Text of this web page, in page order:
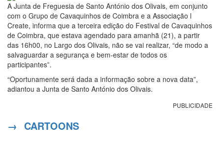
A Junta de Freguesia de Santo António dos Olivais, em conjunto
com o Grupo de Cavaquinhos de Coimbra e a Associação l
Create, informa que a terceira edição do Festival de Cavaquinhos
de Coimbra, que estava agendado para amanhã (21), a partir
das 16h00, no Largo dos Olivais, não se vai realizar, “de modo a
salvaguardar a segurança e bem-estar de todos os
participantes”.
“Oportunamente será dada a informação sobre a nova data”,
adiantou a Junta de Santo António dos Olivais.
PUBLICIDADE
→ CARTOONS